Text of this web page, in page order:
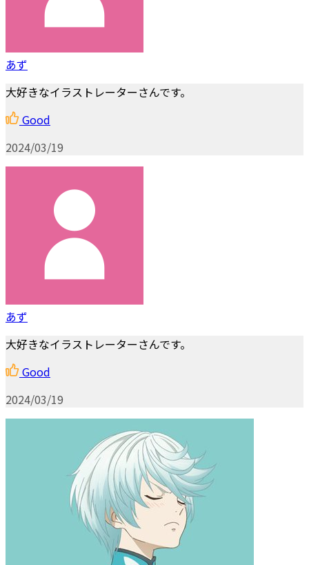
あず
大好きなイラストレーターさんです。
Good
2024/03/19
あず
大好きなイラストレーターさんです。
Good
2024/03/19